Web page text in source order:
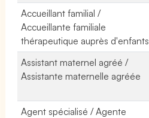
Accueillant familial /
Accueillante familiale
thérapeutique auprès d'enfants
Assistant maternel agréé /
Assistante maternelle agréée
Agent spécialisé / Agente